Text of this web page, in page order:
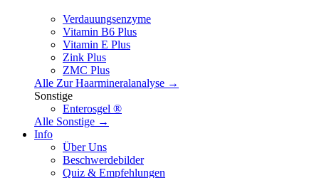
Verdauungsenzyme
Vitamin B6 Plus
Vitamin E Plus
Zink Plus
ZMC Plus
Alle Zur Haarmineralanalyse →
Sonstige
Enterosgel ®
Alle Sonstige →
Info
Über Uns
Beschwerdebilder
Quiz & Empfehlungen